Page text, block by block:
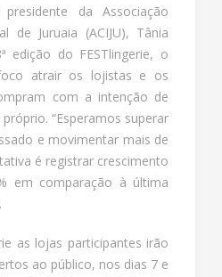
da Associação
de Juruaia (ACIJU), Tânia
edição do FESTlingerie, o
atrair os lojistas e os
com a intenção de
“Esperamos superar
e movimentar mais de
é registrar crescimento
em comparação à última
as lojas participantes irão
ao público, nos dias 7 e